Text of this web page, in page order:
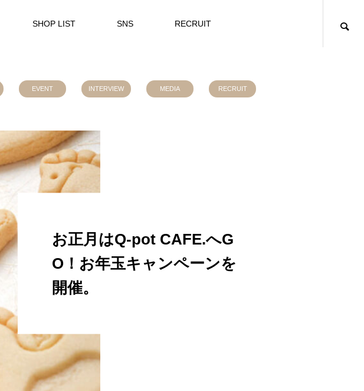
SHOP LIST SNS RECRUIT
EVENT INTERVIEW MEDIA RECRUIT
お正月はQ-pot CAFE.へG
O！お年玉キャンペーンを
開催。